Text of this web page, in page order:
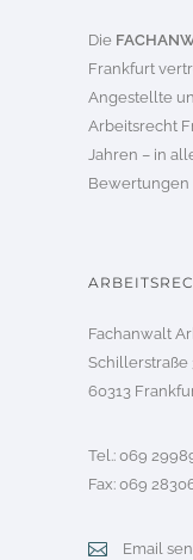
Die
Frankfurt
Angestellte
Arbeitsrecht
Jahren – in
Bewertungen
Fachanwalt
Schillerstraße
60313
Tel.: 069
Fax: 069
Email